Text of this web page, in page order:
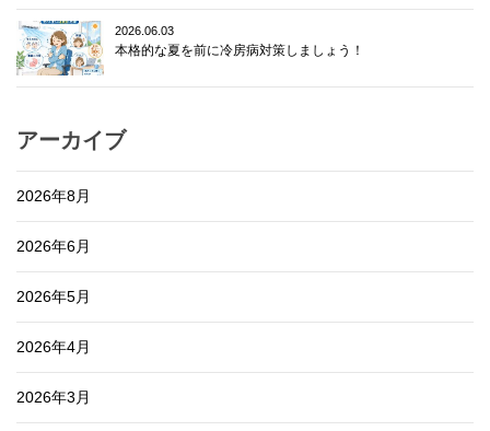
2026.06.03
本格的な夏を前に冷房病対策しましょう！
アーカイブ
2026年8月
2026年6月
2026年5月
2026年4月
2026年3月